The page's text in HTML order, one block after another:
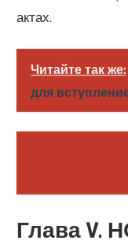
актах.
Читайте так же:
для
Глава V.